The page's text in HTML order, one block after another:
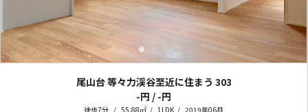
尾山台 等々力渓谷至近に住まう 303
-円 / -円
徒歩7分 55.88㎡ 1LDK 2019年06月